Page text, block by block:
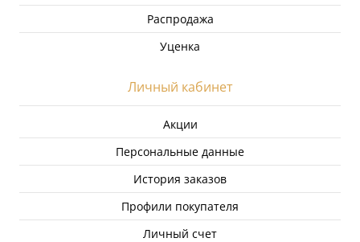
Распродажа
Уценка
Личный кабинет
Акции
Персональные данные
История заказов
Профили покупателя
Личный счет